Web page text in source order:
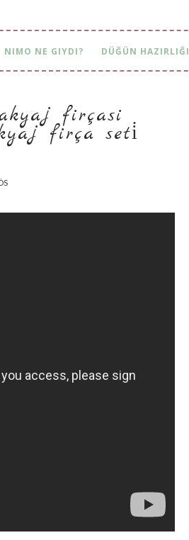
NIMO NE GIYDI? DÜĞÜN HAZIRLIĞI
firçasi aray
seti̇ ****